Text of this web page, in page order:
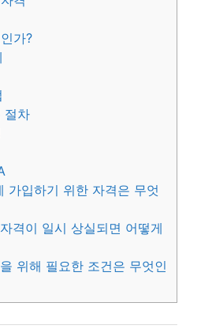
가?
절차
가입하기 위한 자격은 무엇
격이 일시 상실되면 어떻게
위해 필요한 조건은 무엇인